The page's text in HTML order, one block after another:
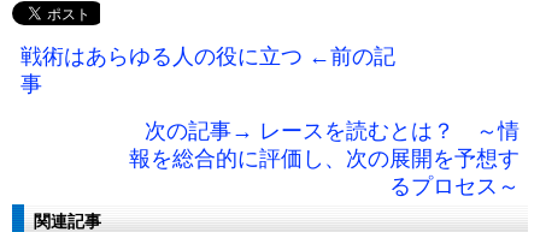
戦術はあらゆる人の役に立つ ←前の記
事
次の記事→ レースを読むとは？ ～情
報を総合的に評価し、次の展開を予想す
るプロセス～
関連記事